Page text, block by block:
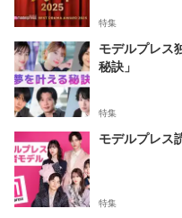
特集
モデルプレス
秘訣」
特集
モデルプレス
特集